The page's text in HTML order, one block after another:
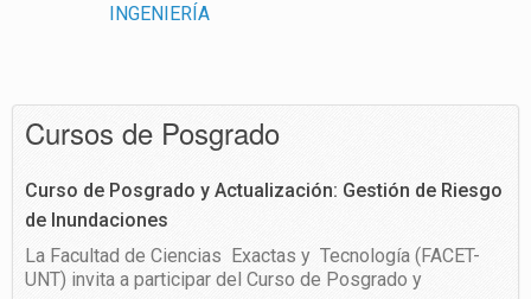
INGENIERÍA
Cursos de Posgrado
Curso de Posgrado y Actualización: Gestión de Riesgo
de Inundaciones
La Facultad de Ciencias Exactas y Tecnología (FACET-
UNT) invita a participar del Curso de Posgrado y